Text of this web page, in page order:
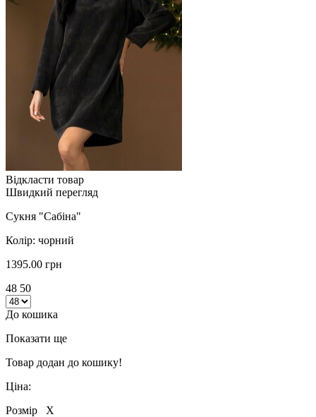
Відкласти товар
Швидкий перегляд
Сукня "Сабіна"
Колір: чорний
1395.00 грн
48 50
До кошика
Показати ще
Товар додан до кошику!
Ціна:
Розмір
X